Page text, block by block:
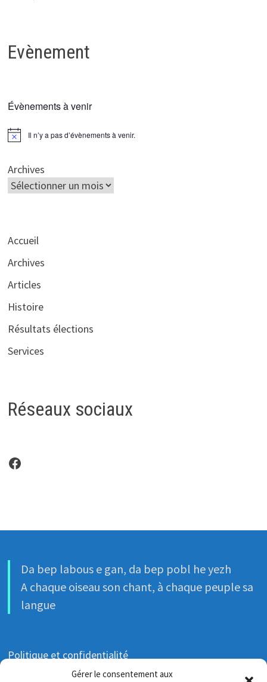
Gérer le consentement aux
Evènement
Évènements à venir
Notice Il n’y a pas d’évènements à venir.
Archives
Accueil
Archives
Articles
Histoire
Résultats élections
Services
Réseaux sociaux
Facebook
Da bep labous e gan, da bep pobl he yezh
A chaque oiseau son chant, à chaque peuple sa
langue
Politique et confidentialité
Politique de cookies (UE)